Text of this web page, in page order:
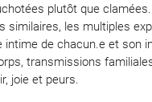
plutôt que clamées.
les multiples
intime de chacun.e et son
transmissions
joie et peurs.